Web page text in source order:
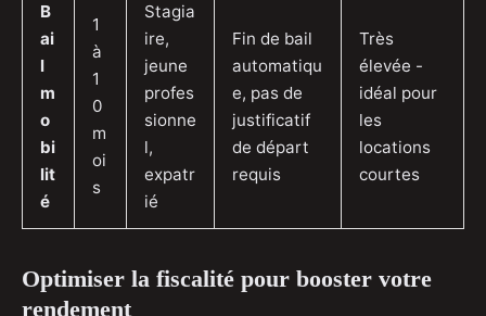
B
ai
l
m
o
bi
lit
é
1
à
1
0
m
oi
s
Stagia
ire,
jeune
profes
sionne
l,
expatr
ié
Fin de bail
automatiqu
e, pas de
justificatif
de départ
requis
Très
élevée -
idéal pour
les
locations
courtes
Optimiser la fiscalité pour booster votre
rendement